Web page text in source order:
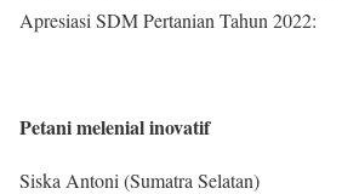
Apresiasi SDM Pertanian Tahun 2022:
Petani melenial inovatif
Siska Antoni (Sumatra Selatan)